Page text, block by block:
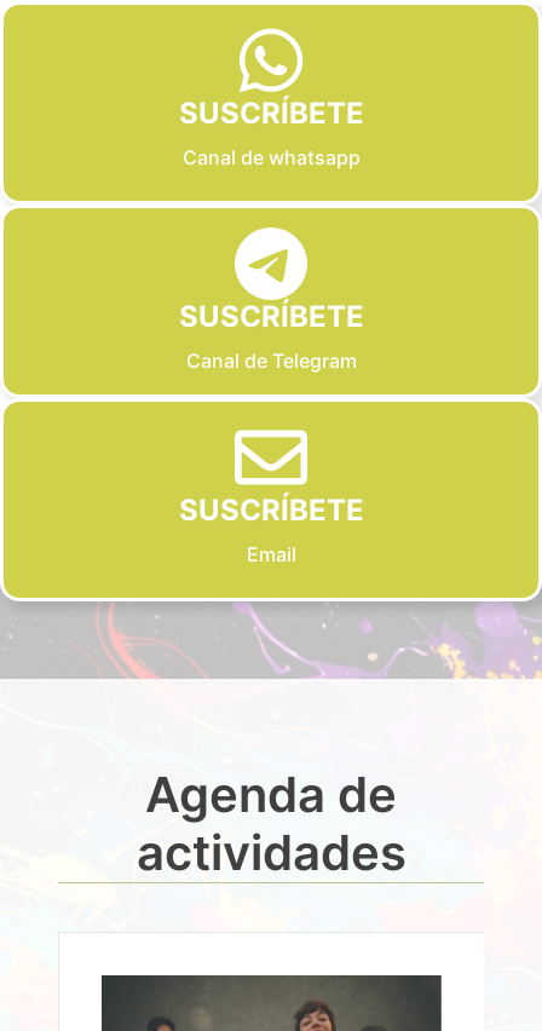
SUSCRÍBETE
Canal de whatsapp
SUSCRÍBETE
Canal de Telegram
SUSCRÍBETE
Email
Agenda de
actividades